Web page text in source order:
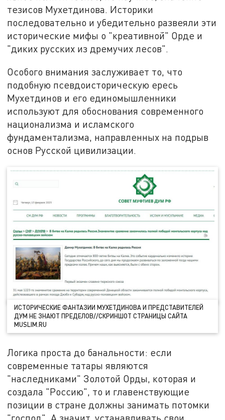
тезисов Мухетдинова. Историки
последовательно и убедительно развеяли эти
исторические мифы о "креативной" Орде и
"диких русских из дремучих лесов".
Особого внимания заслуживает то, что
подобную псевдоисторическую ересь
Мухетдинов и его единомышленники
используют для обоснования современного
национализма и исламского
фундаментализма, направленных на подрыв
основ Русской цивилизации.
ИСТОРИЧЕСКИЕ ФАНТАЗИИ МУХЕТДИНОВА И ПРЕДСТАВИТЕЛЕЙ
ДУМ НЕ ЗНАЮТ ПРЕДЕЛОВ//СКРИНШОТ СТРАНИЦЫ САЙТА
MUSLIM.RU
Логика проста до банальности: если
современные татары являются
"наследниками" Золотой Орды, которая и
создала "Россию", то и главенствующие
позиции в стране должны занимать потомки